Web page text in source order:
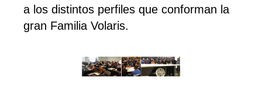
a los distintos perfiles que conforman la
gran Familia Volaris.